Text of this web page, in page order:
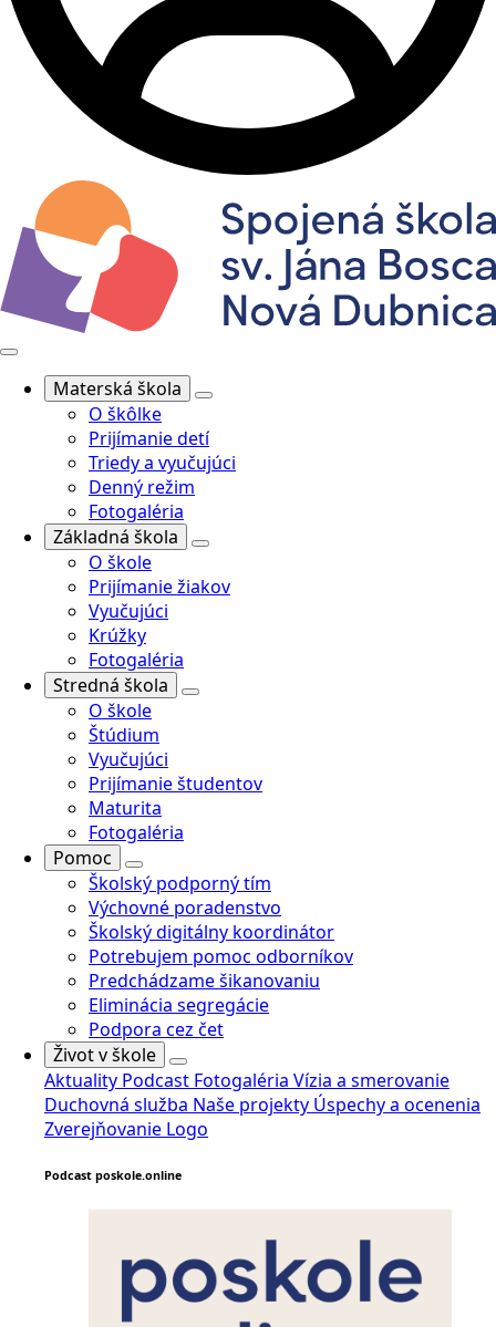
Materská škola
O škôlke
Prijímanie detí
Triedy a vyučujúci
Denný režim
Fotogaléria
Základná škola
O škole
Prijímanie žiakov
Vyučujúci
Krúžky
Fotogaléria
Stredná škola
O škole
Štúdium
Vyučujúci
Prijímanie študentov
Maturita
Fotogaléria
Pomoc
Školský podporný tím
Výchovné poradenstvo
Školský digitálny koordinátor
Potrebujem pomoc odborníkov
Predchádzame šikanovaniu
Eliminácia segregácie
Podpora cez čet
Život v škole
Aktuality Podcast Fotogaléria Vízia a smerovanie
Duchovná služba Naše projekty Úspechy a ocenenia
Zverejňovanie Logo
Podcast poskole.online